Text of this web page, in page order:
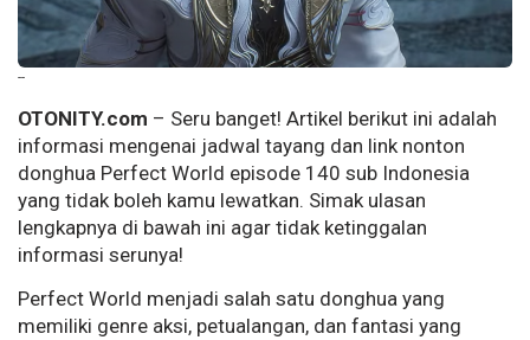
--
OTONITY.com – Seru banget! Artikel berikut ini adalah
informasi mengenai jadwal tayang dan link nonton
donghua Perfect World episode 140 sub Indonesia
yang tidak boleh kamu lewatkan. Simak ulasan
lengkapnya di bawah ini agar tidak ketinggalan
informasi serunya!
Perfect World menjadi salah satu donghua yang
memiliki genre aksi, petualangan, dan fantasi yang